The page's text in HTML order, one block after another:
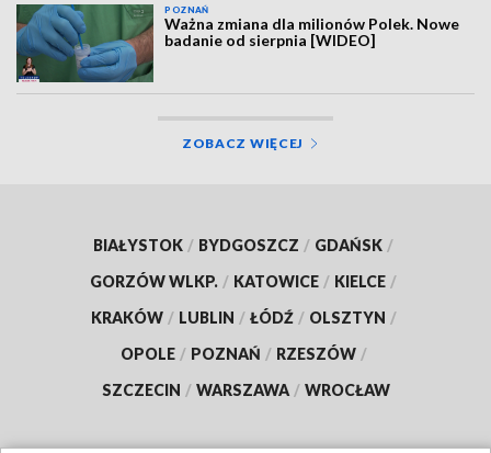
POZNAŃ
Ważna zmiana dla milionów Polek. Nowe
badanie od sierpnia [WIDEO]
ZOBACZ WIĘCEJ
BIAŁYSTOK / BYDGOSZCZ / GDAŃSK /
GORZÓW WLKP. / KATOWICE / KIELCE /
KRAKÓW / LUBLIN / ŁÓDŹ / OLSZTYN /
OPOLE / POZNAŃ / RZESZÓW /
SZCZECIN / WARSZAWA / WROCŁAW